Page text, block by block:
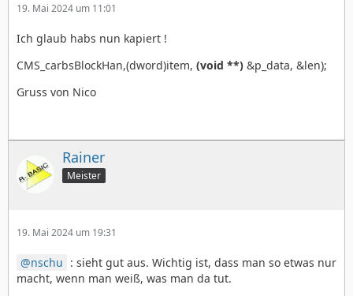
19. Mai 2024 um 11:01
Ich glaub habs nun kapiert !
CMS_carbsBlockHan,(dword)item, (void **) &p_data, &len);
Gruss von Nico
Rainer
Meister
19. Mai 2024 um 19:31
nschu : sieht gut aus. Wichtig ist, dass man so etwas nur
macht, wenn man weiß, was man da tut.